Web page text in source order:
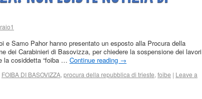
e Samo Pahor hanno presentato un esposto alla Procura della
dei Carabinieri di Basovizza, per chiedere la sospensione dei lavori
la cosiddetta “foiba … Continue reading →
FOIBA DI BASOVIZZA, procura della repubblica di trieste, foibe | Leave a